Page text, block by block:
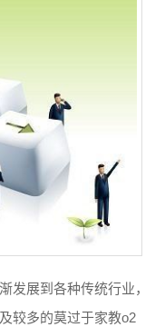
发展到各种传统行业，
较多的莫过于家教o2